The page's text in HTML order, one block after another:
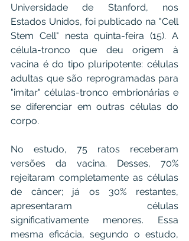
Universidade de Stanford, nos
Estados Unidos, foi publicado na "Cell
Stem Cell" nesta quinta-feira (15). A
célula-tronco que deu origem à
vacina é do tipo pluripotente: células
adultas que são reprogramadas para
"imitar" células-tronco embrionárias e
se diferenciar em outras células do
corpo.
No estudo, 75 ratos receberam
versões da vacina. Desses, 70%
rejeitaram completamente as células
de câncer; já os 30% restantes,
apresentaram células
significativamente menores. Essa
mesma eficácia, segundo o estudo,